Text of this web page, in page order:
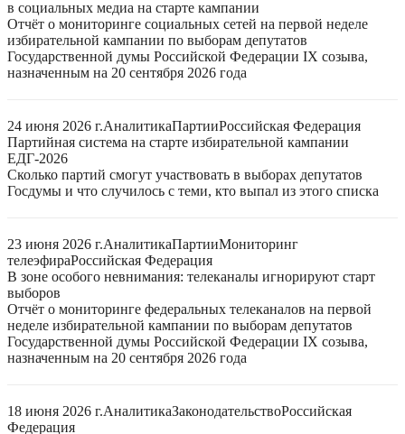
в социальных медиа на старте кампании
Отчёт о мониторинге социальных сетей на первой неделе
избирательной кампании по выборам депутатов
Государственной думы Российской Федерации IX созыва,
назначенным на 20 сентября 2026 года
24 июня 2026 г.АналитикаПартииРоссийская Федерация
Партийная система на старте избирательной кампании
ЕДГ-2026
Сколько партий смогут участвовать в выборах депутатов
Госдумы и что случилось с теми, кто выпал из этого списка
23 июня 2026 г.АналитикаПартииМониторинг
телеэфираРоссийская Федерация
В зоне особого невнимания: телеканалы игнорируют старт
выборов
Отчёт о мониторинге федеральных телеканалов на первой
неделе избирательной кампании по выборам депутатов
Государственной думы Российской Федерации IX созыва,
назначенным на 20 сентября 2026 года
18 июня 2026 г.АналитикаЗаконодательствоРоссийская
Федерация